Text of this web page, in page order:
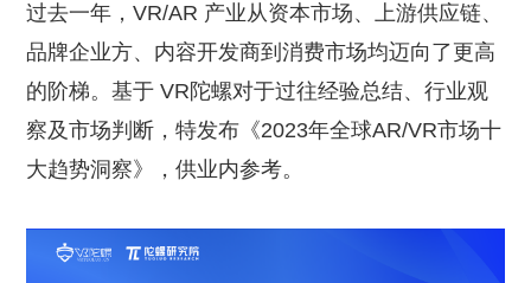
过去一年，VR/AR 产业从资本市场、上游供应链、
品牌企业方、内容开发商到消费市场均迈向了更高
的阶梯。基于 VR陀螺对于过往经验总结、行业观
察及市场判断，特发布《2023年全球AR/VR市场十
大趋势洞察》，供业内参考。